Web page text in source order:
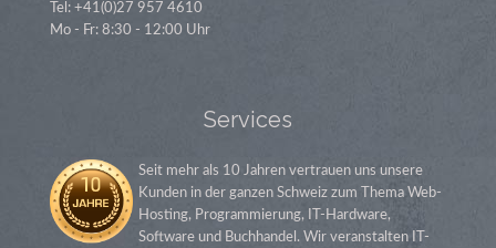
Tel: +41(0)27 957 4610
Mo - Fr: 8:30 - 12:00 Uhr
Services
Seit mehr als 10 Jahren vertrauen uns unsere
Kunden in der ganzen Schweiz zum Thema Web-
Hosting, Programmierung, IT-Hardware,
Software und Buchhandel. Wir veranstalten IT-